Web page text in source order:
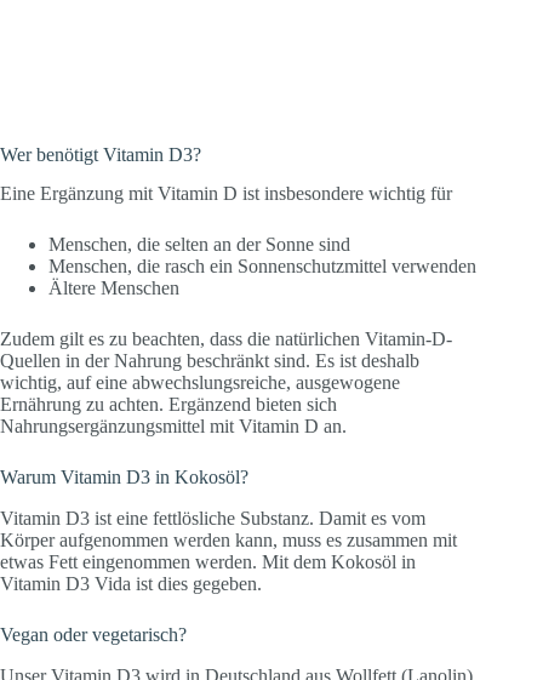
Wer benötigt Vitamin D3?
Eine Ergänzung mit Vitamin D ist insbesondere wichtig für
Menschen, die selten an der Sonne sind
Menschen, die rasch ein Sonnenschutzmittel verwenden
Ältere Menschen
Zudem gilt es zu beachten, dass die natürlichen Vitamin-D-
Quellen in der Nahrung beschränkt sind. Es ist deshalb
wichtig, auf eine abwechslungsreiche, ausgewogene
Ernährung zu achten. Ergänzend bieten sich
Nahrungsergänzungsmittel mit Vitamin D an.
Warum Vitamin D3 in Kokosöl?
Vitamin D3 ist eine fettlösliche Substanz. Damit es vom
Körper aufgenommen werden kann, muss es zusammen mit
etwas Fett eingenommen werden. Mit dem Kokosöl in
Vitamin D3 Vida ist dies gegeben.
Vegan oder vegetarisch?